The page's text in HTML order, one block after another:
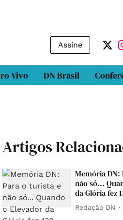
Assine
Vivo DN Brasil
Artigos
Memória
não só...
da Glória fez
Redação DN